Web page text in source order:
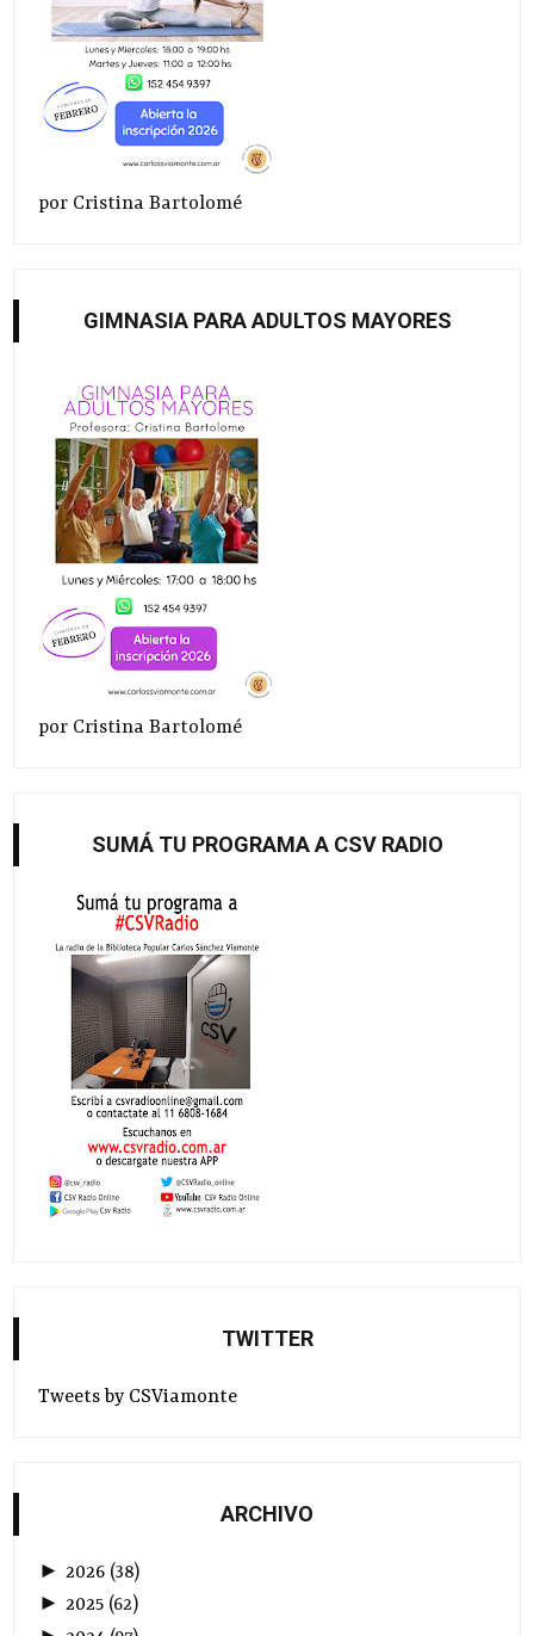
por Cristina Bartolomé
GIMNASIA PARA ADULTOS MAYORES
por Cristina Bartolomé
SUMÁ TU PROGRAMA A CSV RADIO
TWITTER
Tweets by CSViamonte
ARCHIVO
► 2026 (38)
►2025 (62)